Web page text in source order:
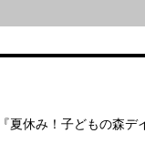
『夏休み！子どもの森